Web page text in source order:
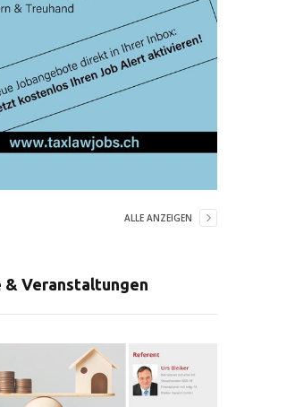
ALLE ANZEIGEN
& Veranstaltungen